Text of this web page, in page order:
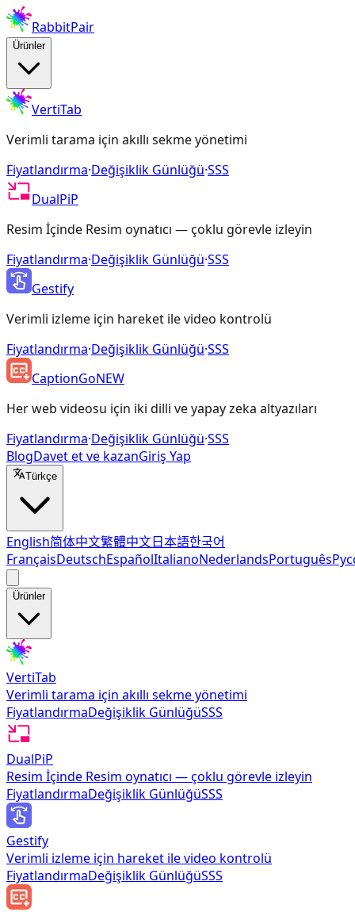
RabbitPair
Ürünler
VertiTab
Verimli tarama için akıllı sekme yönetimi
Fiyatlandırma·Değişiklik Günlüğü·SSS
DualPiP
Resim İçinde Resim oynatıcı — çoklu görevle izleyin
Fiyatlandırma·Değişiklik Günlüğü·SSS
Gestify
Verimli izleme için hareket ile video kontrolü
Fiyatlandırma·Değişiklik Günlüğü·SSS
CaptionGoNEW
Her web videosu için iki dilli ve yapay zeka altyazıları
Fiyatlandırma·Değişiklik Günlüğü·SSS
BlogDavet et ve kazanGiriş Yap
Türkçe
English简体中文繁體中文日本語한국어
FrançaisDeutschEspañolItalianoNederlandsPortuguês
Ürünler
VertiTab
Verimli tarama için akıllı sekme yönetimi
FiyatlandırmaDeğişiklik GünlüğüSSS
DualPiP
Resim İçinde Resim oynatıcı — çoklu görevle izleyin
FiyatlandırmaDeğişiklik GünlüğüSSS
Gestify
Verimli izleme için hareket ile video kontrolü
FiyatlandırmaDeğişiklik GünlüğüSSS